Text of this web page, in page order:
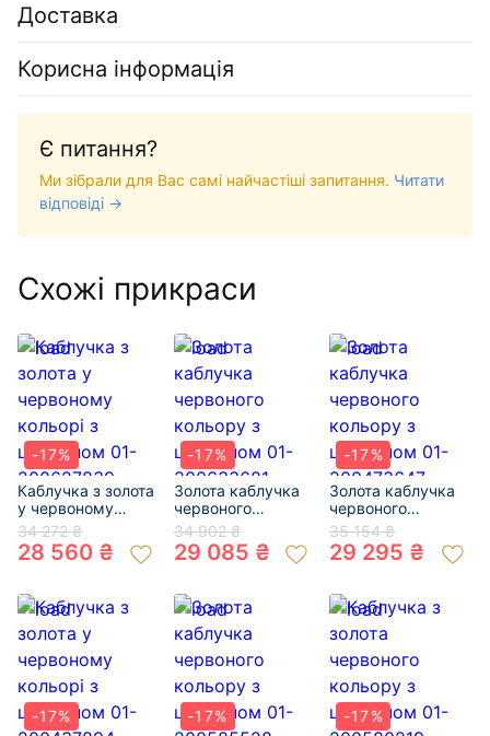
Доставка
Корисна інформація
Є питання?
Ми зібрали для Вас самі найчастіші запитання. Читати
відповіді →
Схожі прикраси
-17%
Каблучка з золота
у червоному
кольорі з
цирконом 01-
200627839
34 272 ₴
28 560 ₴
-17%
Золота каблучка
червоного
кольору з
цирконом 01-
200633681
34 902 ₴
29 085 ₴
-17%
Золота каблучка
червоного
кольору з
цирконом 01-
200473647
35 154 ₴
29 295 ₴
-17%
-17%
-17%